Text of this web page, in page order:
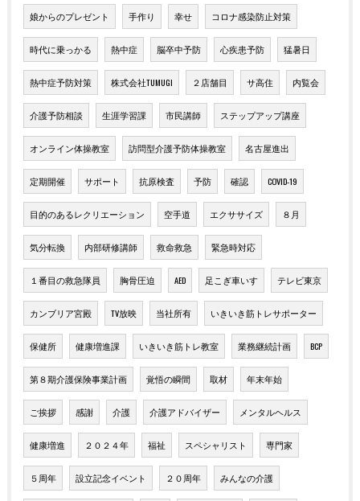
娘からのプレゼント 手作り 幸せ コロナ感染防止対策
時代に乗っかる 熱中症 脳卒中予防 心疾患予防 猛暑日
熱中症予防対策 株式会社TUMUGI ２店舗目 サ高住 内覧会
介護予防相談 生涯学習課 市民講師 ステップアップ講座
オンライン体操教室 訪問型介護予防体操教室 名古屋進出
定期開催 サポート 抗原検査 予防 確認 COVID-19
目的のあるレクリエーション 空手道 エクササイズ ８月
気分転換 内部研修講師 救命救急 緊急時対応
１番目の救急隊員 胸骨圧迫 AED 足こぎ車いす テレビ東京
カンブリア宮殿 TV放映 当社所有 いきいき筋トレサポーター
保健所 健康増進課 いきいき筋トレ教室 業務継続計画 BCP
第８期介護保険事業計画 覚悟の瞬間 取材 年末年始
ご挨拶 感謝 介護 介護アドバイザー メンタルヘルス
健康増進 ２０２４年 福祉 スペシャリスト 専門家
５周年 設立記念イベント ２０周年 みんなの介護